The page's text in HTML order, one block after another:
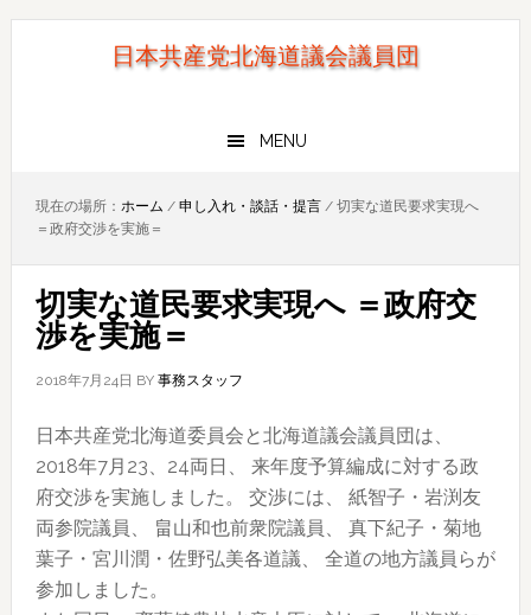
Skip
Skip
日本共産党北海道議会議員団
MENU
現在の場所： ホーム / 申し入れ・談話・提言 /切実な道民要求実現へ
＝政府交渉を実施＝
切実な道民要求実現へ ＝政府交
渉を実施＝
2018年7月24日 BY 事務スタッフ
日本共産党北海道委員会と北海道議会議員団は、
2018年7月23、24両日、 来年度予算編成に対する政
府交渉を実施しました。 交渉には、 紙智子・岩渕友
両参院議員、 畠山和也前衆院議員、 真下紀子・菊地
葉子・宮川潤・佐野弘美各道議、 全道の地方議員らが
参加しました。